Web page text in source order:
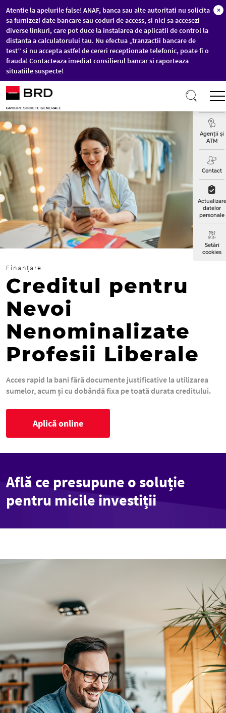
Sari la conținutul principal
Atentie la apelurile false! ANAF, banca sau alte autoritati nu solicita
sa furnizezi date bancare sau coduri de access, si nici sa accesezi
diverse linkuri, care pot duce la instalarea de aplicatii de control la
distanta a calculatorului tau. Nu efectua „tranzactii bancare de
test” si nu accepta astfel de cereri receptionate telefonic, poate fi o
frauda! Contacteaza imediat consilierul bancar si raporteaza
situatiile suspecte!
×
Curs
Agenții și
ATM
Contact
datelor
personale
Setări
cookies
Finanțare
Creditul pentru
Nevoi
Nenominalizate
Profesii Liberale
Acces rapid la bani fără documente justificative la utilizarea
sumelor, acum și cu dobândă fixa pe toată durata creditului.
Aplică online
Află ce presupune o soluție
pentru micile investiții